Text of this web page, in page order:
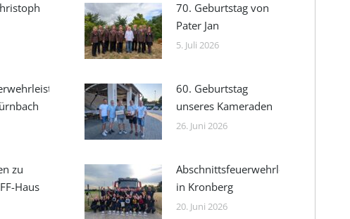
70. Geburtstag von
Pater Jan
5. Juli 2026
60. Geburtstag
unseres Kameraden
26. Juni 2026
zu
Haus
Abschnittsfeuerwehrleistungsbewerb
in Kronberg
20. Juni 2026